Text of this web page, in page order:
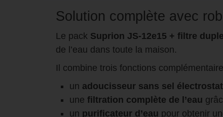
Solution complète avec
Le pack Suprion JS-12e15 + filtre
de l’eau dans toute la maison.
Il combine trois fonctions
un adoucisseur sans sel
unefiltration complète de l’eau
un purificateur d’eau pour obtenir